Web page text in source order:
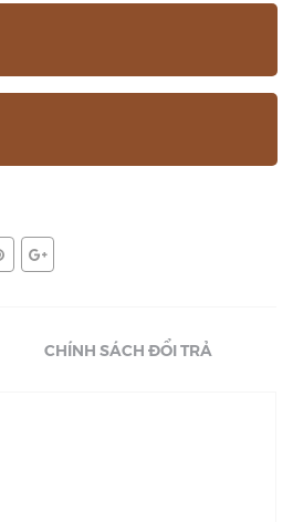
CHÍNH SÁCH ĐỔI TRẢ